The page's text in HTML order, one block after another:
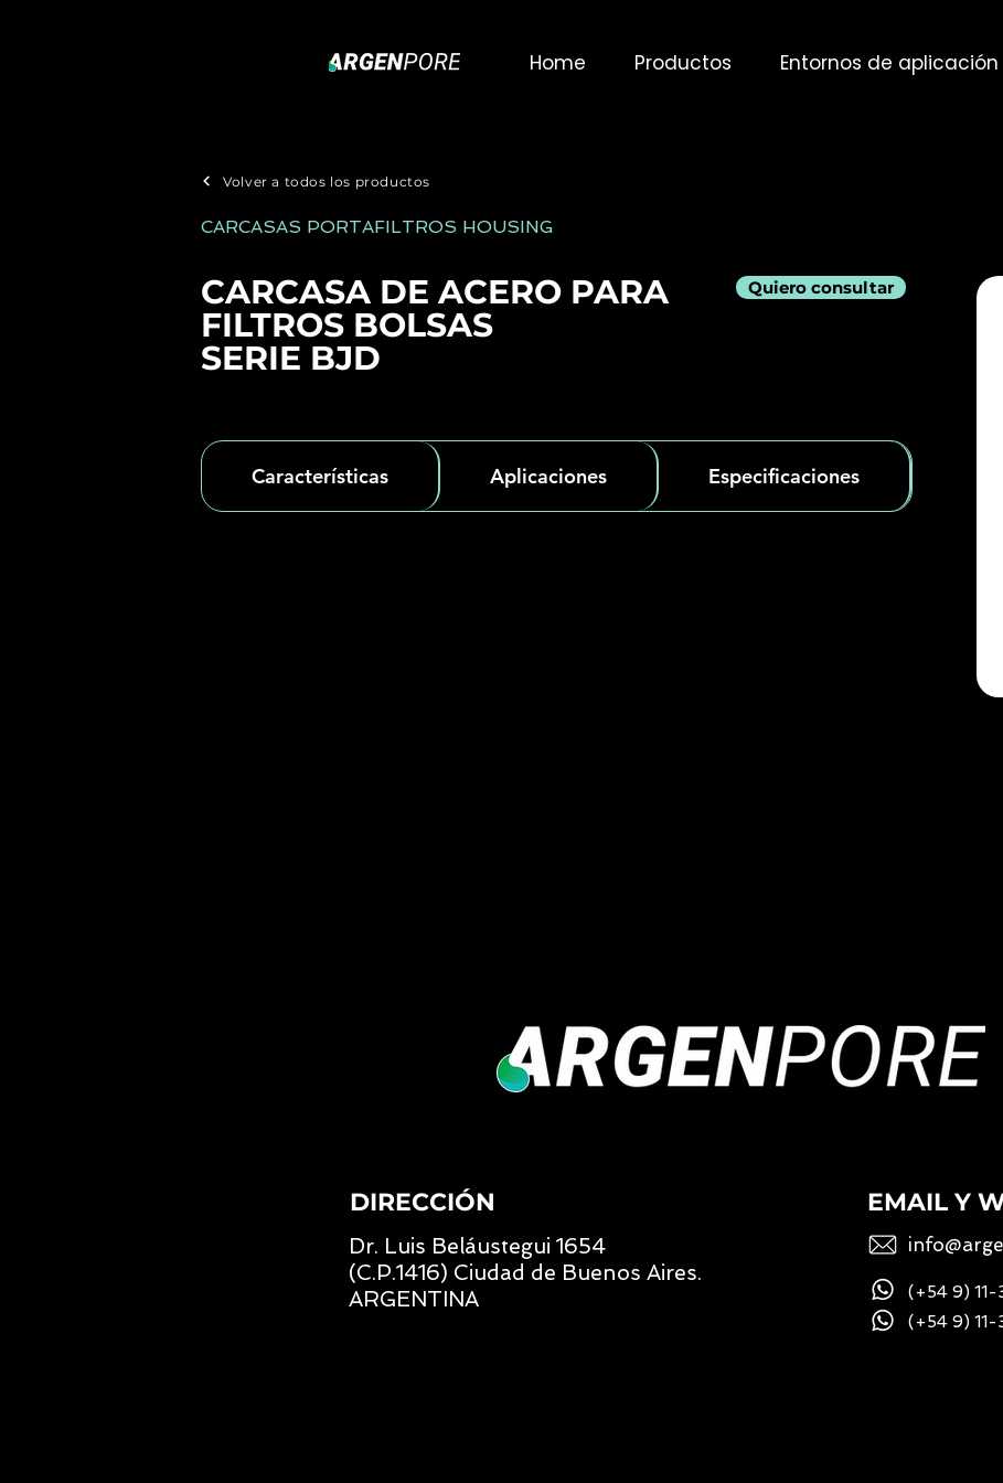
Home Productos Entornos de aplicación
Volver a todos los productos
CARCASAS PORTAFILTROS HOUSING
CARCASA DE ACERO PARA
FILTROS BOLSAS
SERIE BJD
Quiero consultar
Características Aplicaciones Especificaciones
DIRECCIÓN
Dr. Luis Beláustegui 1654
(C.P.1416) Ciudad de Buenos Aires.
ARGENTINA
EMAIL Y
(+54 9)
(+54 9)